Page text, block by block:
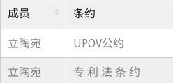
成员 条约
立陶宛
UPOV公约
立陶宛
专 利 法 条 约